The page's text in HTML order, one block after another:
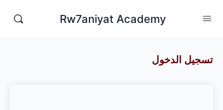
Rw7aniyat Academy
تسجيل الدخول